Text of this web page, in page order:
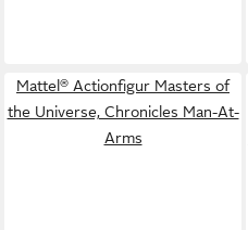
Mattel® Actionfigur Masters of
the Universe, Chronicles Man-At-
Arms